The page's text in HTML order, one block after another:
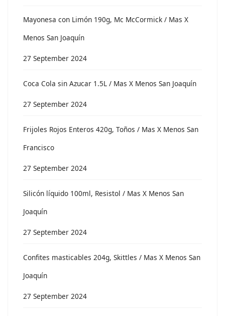
Mayonesa con Limón 190g, Mc McCormick / Mas X
Menos San Joaquín
27 September 2024
Coca Cola sin Azucar 1.5L / Mas X Menos San Joaquín
27 September 2024
Frijoles Rojos Enteros 420g, Toños / Mas X Menos San
Francisco
27 September 2024
Silicón líquido 100ml, Resistol / Mas X Menos San
Joaquín
27 September 2024
Confites masticables 204g, Skittles / Mas X Menos San
Joaquín
27 September 2024